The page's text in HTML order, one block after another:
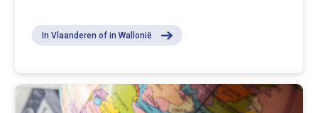
In Vlaanderen of in Wallonië